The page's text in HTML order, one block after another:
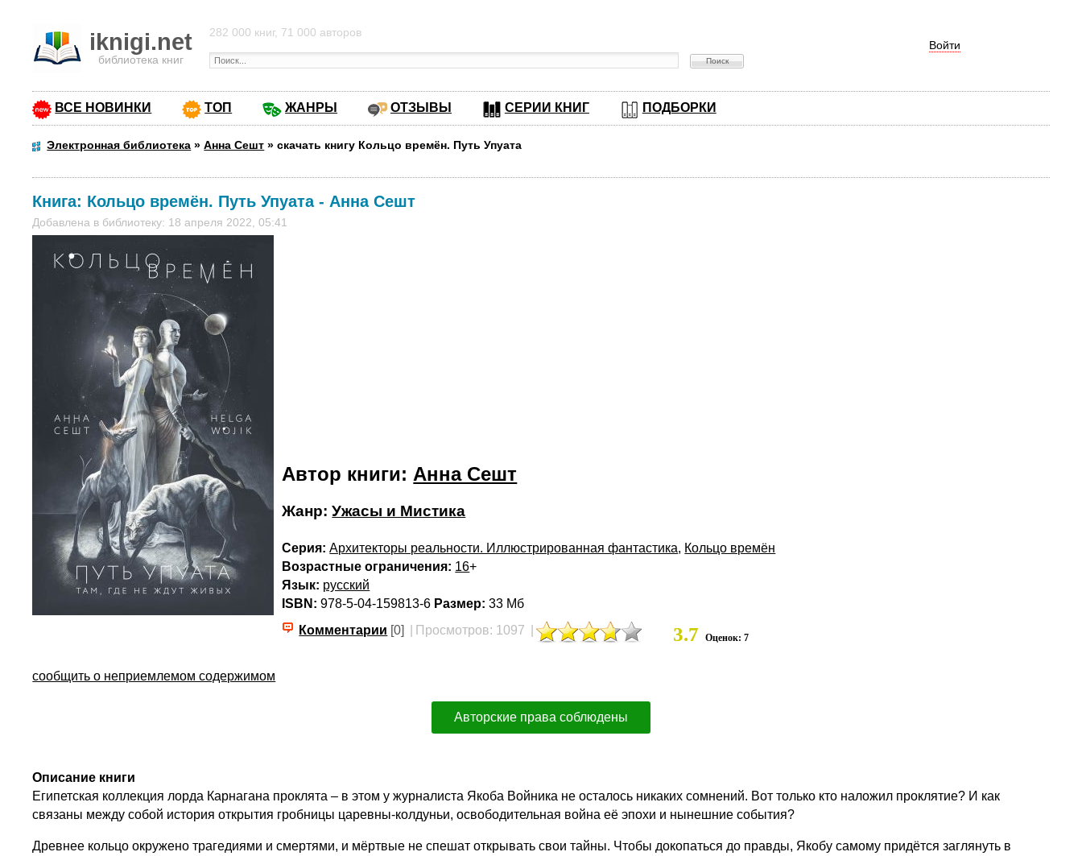
iknigi.net
библиотека книг
Войти
282 000 книг, 71 000 авторов
ВСЕ НОВИНКИ ТОП ЖАНРЫ ОТЗЫВЫ СЕРИИ КНИГ ПОДБОРКИ
Электронная библиотека »Анна Сешт »скачать книгу Кольцо времён. Путь Упуата
Книга: Кольцо времён. Путь Упуата- Анна Сешт
Добавлена в библиотеку: 18 апреля 2022, 05:41
Автор книги: Анна Сешт
Жанр:Ужасы и Мистика
Серия: Архитекторы реальности. Иллюстрированная фантастика, Кольцо времён
Возрастные ограничения: 16+
Язык: русский
ISBN: 978-5-04-159813-6 Размер: 33 Мб
Комментарии [0] Просмотров: 1097 3.7 Оценок: 7
сообщить о неприемлемом содержимом
Авторские права соблюдены
Описание книги
Египетская коллекция лорда Карнагана проклята – в этом у журналиста Якоба Войника не осталось никаких сомнений. Вот только кто наложил проклятие? И как
связаны между собой история открытия гробницы царевны-колдуньи, освободительная война её эпохи и нынешние события?
Древнее кольцо окружено трагедиями и смертями, и мёртвые не спешат открывать свои тайны. Чтобы докопаться до правды, Якобу самому придётся заглянуть в